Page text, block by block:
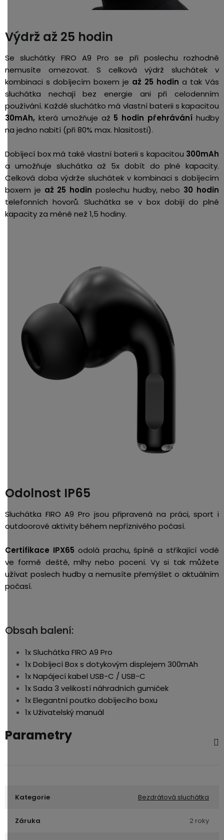
Výdrž až 25 hodin
Se sluchátky FIRO A9 Pro se při poslechu rozhodně
nemusíte omezovat. S celková výdrž sluchátek v
kombinaci s dobíjecím boxem je až 25 hodin a tak Vás
sluchátka nechají bez energie ani při celodenním
používání. Každé sluchátko má vlastní baterii s kapacitou
30mAh, která umožňuje až 5 hodin přehrávání hudby
na jedno nabití (při 80% max. hlasitosti).
Dobíjecí box má také vlastní baterii s kapacitou 300mAh
a umožňuje sluchátka až 5x dobít do plné kapacity.
Celková doba výdrže sluchátek v kombinaci s dobíjecím
boxem je až 25 hodin poslechu hudby, nebo 30 hodin
telefonních hovorů. Sluchátka se v box dobijí do plné
kapacity za méně než 1,5 hodiny.
Odolnost IP65
Sluchátka FIRO A9 Pro jsou připravená na práci, sport i
outdoorové aktivity během nepříznivého počasí.
Certifikace IPX65 odolá prachu, špíně a stříkající vodě
ve formě deště, mlhy nebo pocení. Vy si tak můžete
užívat poslech hudby a nemusíte přemýšlet o aktuálním
počasí.
Obsah balení:
1x Sluchátka FIRO A9 Pro
1x Dobíjecí Box s dotykovým displejem 300mAh
1x Napájecí kabel USB-C / USB-C
1x Sada 3 velikostí náhradních gumiček
1x Elegantní poutko dobíjecího boxu
1x Uživatelský manuál
Parametry
Kategorie Bezdrátová sluchátka
Záruka 2 roky